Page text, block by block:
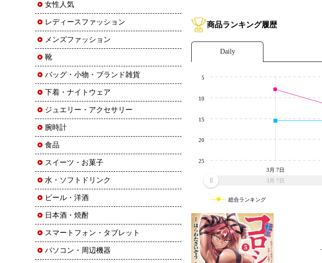
商品ランキング履歴
Daily
3月 7日
3月 7日
5
10
15
20
25
総合ランキング
女性人気
レディースファッション
メンズファッション
靴
バッグ・小物・ブランド雑貨
下着・ナイトウェア
ジュエリー・アクセサリー
腕時計
食品
スイーツ・お菓子
水・ソフトドリンク
ビール・洋酒
日本酒・焼酎
スマートフォン・タブレット
パソコン・周辺機器